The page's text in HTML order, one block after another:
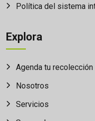
Política del sistema
Explora
Agenda tu recolección
Nosotros
Servicios